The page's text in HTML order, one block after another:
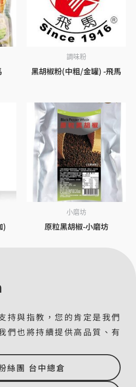
調味粉
黑胡椒粉(中粗/金罐) -飛馬
)
小磨坊
原粒黑胡椒-小磨坊
持與指教，您的肯定是我們
們也將持續提供高品質、有
絲團 台中總倉